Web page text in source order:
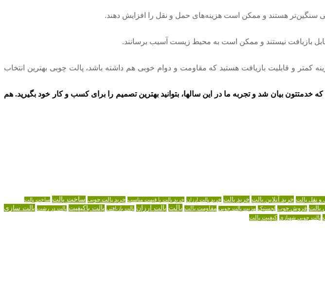
سنگین‌تر هستند و ممکن است هزینه‌های حمل و نقل را افزایش دهند.
بازیافت نیستند و ممکن است به محیط زیست آسیب برسانند.
کمتر و قابلیت بازیافت هستید که مقاومت و دوام خوبی هم داشته باشد، پالت چوبی بهترین انتخاب
خدمتتون بیان شد و تجربه ما در این سالها، بتوانید بهترین تصمیم را برای کسب و کار خود بگیرید. هم
و نقل پالت خرید آنلاین پالت خرید پالت خرید پالت ارزان خرید پالت با قیمت مناسب خرید پالت چوبی ساخت پالت ساخت پالت
پالت فروش چوب لجستیک مزیت پالت چوبی مقاومت پالت پالت پالت ارزان پالت بازیافتی پالت باکیفیت پالت در رشت پالت سازی
پالت چوبی شهبازی کیفیت پالت